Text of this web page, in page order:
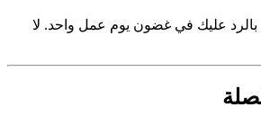
بالرد عليك في غضون يوم عمل واحد. لا